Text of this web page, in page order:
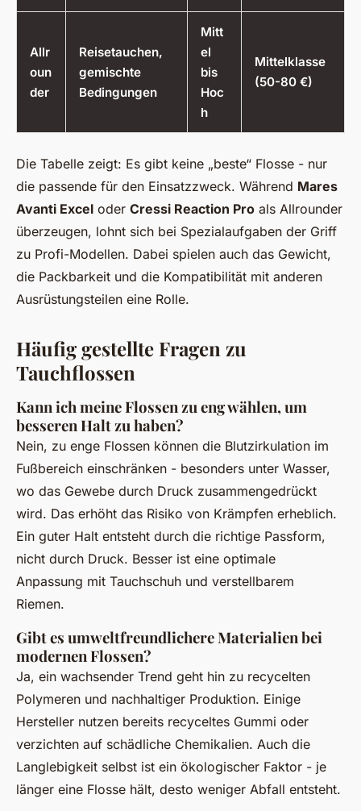
Allr
oun
der
Reisetauchen,
gemischte
Bedingungen
Mitt
el
bis
Hoc
h
Mittelklasse
(50-80 €)
Die Tabelle zeigt: Es gibt keine „beste“ Flosse - nur
die passende für den Einsatzzweck. Während Mares
Avanti Excel oder Cressi Reaction Pro als Allrounder
überzeugen, lohnt sich bei Spezialaufgaben der Griff
zu Profi-Modellen. Dabei spielen auch das Gewicht,
die Packbarkeit und die Kompatibilität mit anderen
Ausrüstungsteilen eine Rolle.
Häufig gestellte Fragen zu
Tauchflossen
Kann ich meine Flossen zu eng wählen, um
besseren Halt zu haben?
Nein, zu enge Flossen können die Blutzirkulation im
Fußbereich einschränken - besonders unter Wasser,
wo das Gewebe durch Druck zusammengedrückt
wird. Das erhöht das Risiko von Krämpfen erheblich.
Ein guter Halt entsteht durch die richtige Passform,
nicht durch Druck. Besser ist eine optimale
Anpassung mit Tauchschuh und verstellbarem
Riemen.
Gibt es umweltfreundlichere Materialien bei
modernen Flossen?
Ja, ein wachsender Trend geht hin zu recycelten
Polymeren und nachhaltiger Produktion. Einige
Hersteller nutzen bereits recyceltes Gummi oder
verzichten auf schädliche Chemikalien. Auch die
Langlebigkeit selbst ist ein ökologischer Faktor - je
länger eine Flosse hält, desto weniger Abfall entsteht.